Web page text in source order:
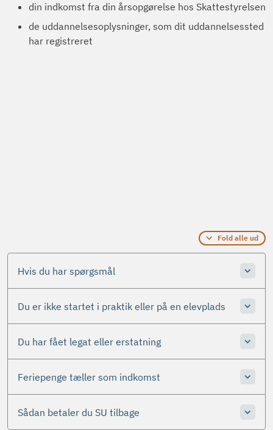
din indkomst fra din årsopgørelse hos Skattestyrelsen
de uddannelsesoplysninger, som dit uddannelsessted
har registreret
Fold alle ud
Hvis du har spørgsmål
Du er ikke startet i praktik eller på en elevplads
Du har fået legat eller erstatning
Feriepenge tæller som indkomst
Sådan betaler du SU tilbage